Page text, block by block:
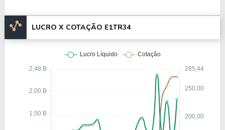
LUCRO X COTAÇÃO E1TR34